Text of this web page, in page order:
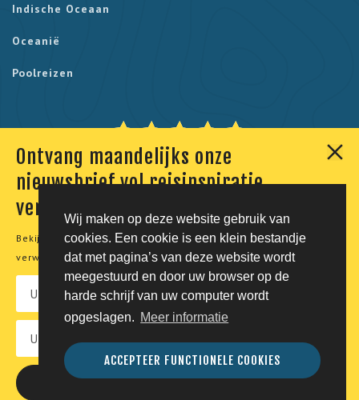
Wij maken op deze website gebruik van
cookies. Een cookie is een klein bestandje
dat met pagina’s van deze website wordt
meegestuurd en door uw browser op de
harde schrijf van uw computer wordt
opgeslagen. Meer informatie
ACCEPTEER FUNCTIONELE COOKIES
Ontvang maandelijks onze
nieuwsbrief vol reisinspiratie,
verhalen en aanbiedingen
Bekijk onzeprivacyverklaringvoor meer informatie over de
verwerking van uw persoonsgegevens.
Indische Oceaan
Oceanië
Poolreizen
Onze klanten geven ons een 9,7. Berekend uit 230
© Tico Reizen 2026 - Privé-reizen op maat
Developing magic by